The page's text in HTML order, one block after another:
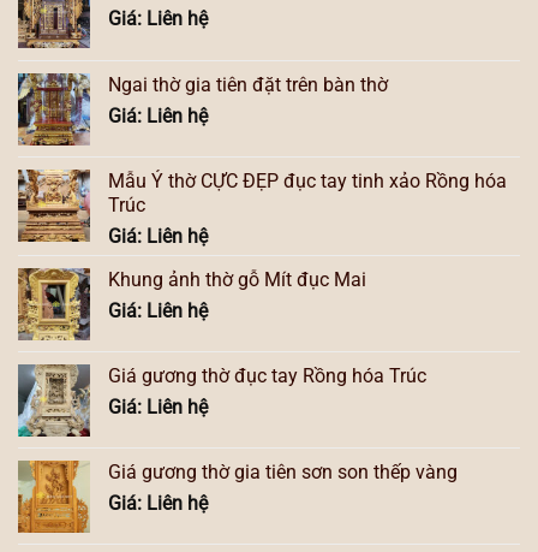
Giá: Liên hệ
Ngai thờ gia tiên đặt trên bàn thờ
Giá: Liên hệ
Mẫu Ỷ thờ CỰC ĐẸP đục tay tinh xảo Rồng hóa
Trúc
Giá: Liên hệ
Khung ảnh thờ gỗ Mít đục Mai
Giá: Liên hệ
Giá gương thờ đục tay Rồng hóa Trúc
Giá: Liên hệ
Giá gương thờ gia tiên sơn son thếp vàng
Giá: Liên hệ